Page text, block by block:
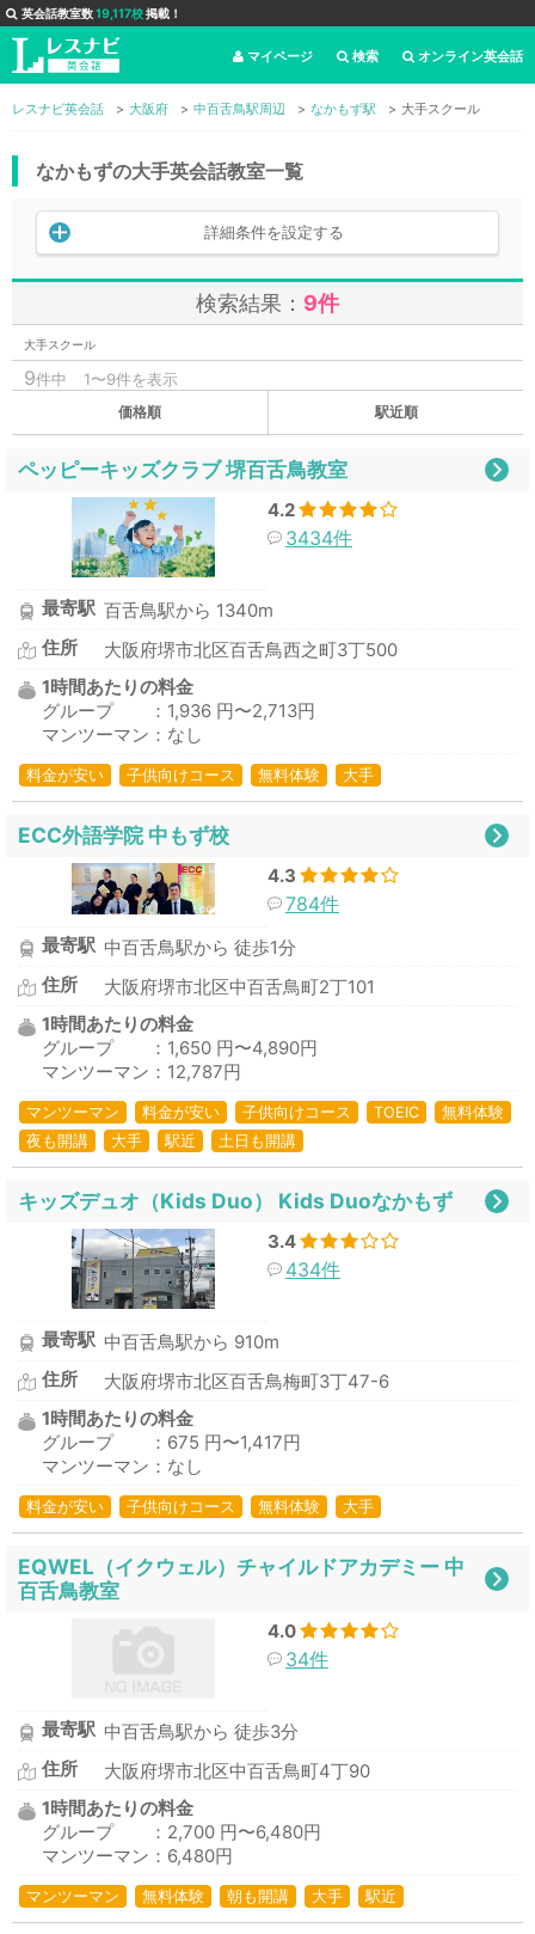
英会話教室数19,117校掲載！
オンライン英会話
検索
マイページ
レスナビ英会話 大阪府 中百舌鳥駅周辺 なかもず駅 大手スクール
なかもずの大手英会話教室一覧
詳細条件を設定する
検索結果： 9件
大手スクール
9件中 1〜9件を表示
価格順 駅近順
ペッピーキッズクラブ 堺百舌鳥教室
4.2
3434件
最寄駅 百舌鳥駅から 1340m
住所
大阪府堺市北区百舌鳥西之町3丁500
1時間あたりの料金
グループ ：1,936 円〜2,713円
マンツーマン：なし
料金が安い 子供向けコース 無料体験 大手
ECC外語学院 中もず校
4.3
784件
最寄駅 中百舌鳥駅から 徒歩1分
住所
大阪府堺市北区中百舌鳥町2丁101
1時間あたりの料金
グループ ：1,650 円〜4,890円
マンツーマン：12,787円
マンツーマン 料金が安い 子供向けコース TOEIC
無料体験
夜も開講
大手 駅近 土日も開講
キッズデュオ（Kids Duo） Kids Duoなかもず
3.4
434件
最寄駅 中百舌鳥駅から 910m
住所
大阪府堺市北区百舌鳥梅町3丁47-6
1時間あたりの料金
グループ ：675 円〜1,417円
マンツーマン：なし
料金が安い 子供向けコース 無料体験 大手
EQWEL（イクウェル）チャイルドアカデミー 中
百舌鳥教室
4.0
34件
最寄駅 中百舌鳥駅から 徒歩3分
住所
大阪府堺市北区中百舌鳥町4丁90
1時間あたりの料金
グループ ：2,700 円〜6,480円
マンツーマン：6,480円
マンツーマン 無料体験 朝も開講 大手 駅近